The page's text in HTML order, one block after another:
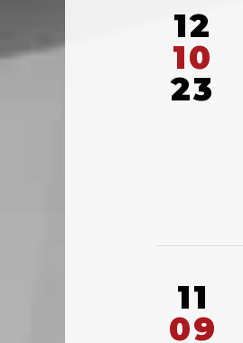
12
10
23
11
09